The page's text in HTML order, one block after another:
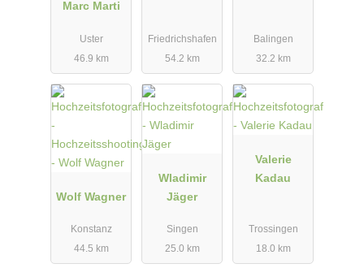
Marc Marti
Uster
46.9 km
Friedrichshafen
54.2 km
Balingen
32.2 km
Wolf Wagner
Konstanz
44.5 km
Wladimir
Jäger
Singen
25.0 km
Valerie
Kadau
Trossingen
18.0 km